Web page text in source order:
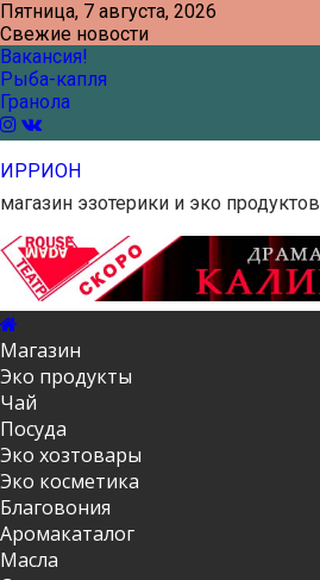
Skip
to
content
Пятница, 7 августа, 2026
Свежие новости
Вакансия!
Рыба-капля
Гранола
ИРРИОН
магазин эзотерики и эко продуктов
Магазин
Эко продукты
Чай
Посуда
Эко хозтовары
Эко косметика
Благовония
Аромакаталог
Масла